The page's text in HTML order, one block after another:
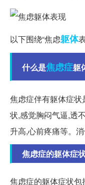
以下围绕“焦虑躯体
什么是焦虑症躯
焦虑症伴有躯体症
状,感觉胸闷气逼,透
升高,心前疼痛等。消
焦虑症的躯体症
焦虑症的躯体症状